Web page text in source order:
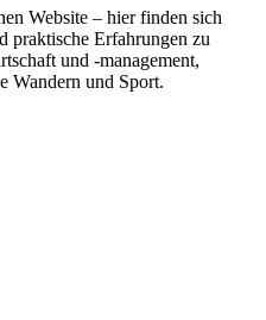
Website – hier finden sich
praktische Erfahrungen zu
und -management,
Wandern und Sport.